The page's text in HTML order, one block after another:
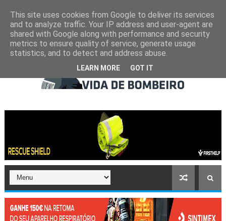
This site uses cookies from Google to deliver its services
and to analyze traffic. Your IP address and user-agent are
shared with Google along with performance and security
metrics to ensure quality of service, generate usage
statistics, and to detect and address abuse.
LEARN MORE GOT IT